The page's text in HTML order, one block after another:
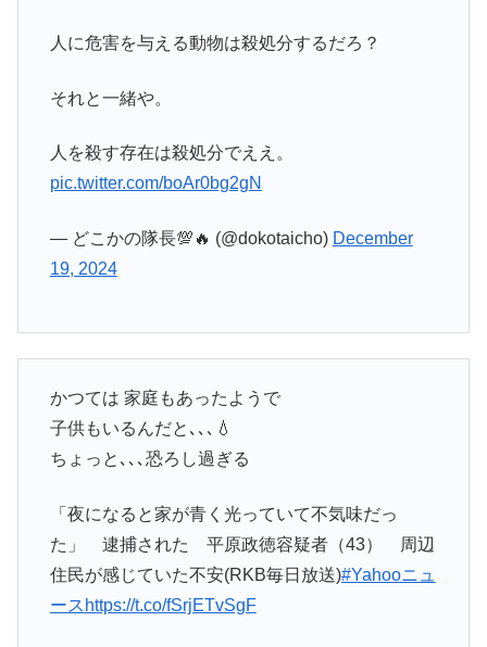
人に危害を与える動物は殺処分するだろ？
それと一緒や。
人を殺す存在は殺処分でええ。
pic.twitter.com/boAr0bg2gN
— どこかの隊長💯🔥 (@dokotaicho) December
19, 2024
かつては 家庭もあったようで
子供もいるんだと､､､💧
ちょっと､､､恐ろし過ぎる
「夜になると家が青く光っていて不気味だっ
た」 逮捕された 平原政徳容疑者（43） 周辺
住民が感じていた不安(RKB毎日放送)#Yahooニュ
ース https://t.co/fSrjETvSgF